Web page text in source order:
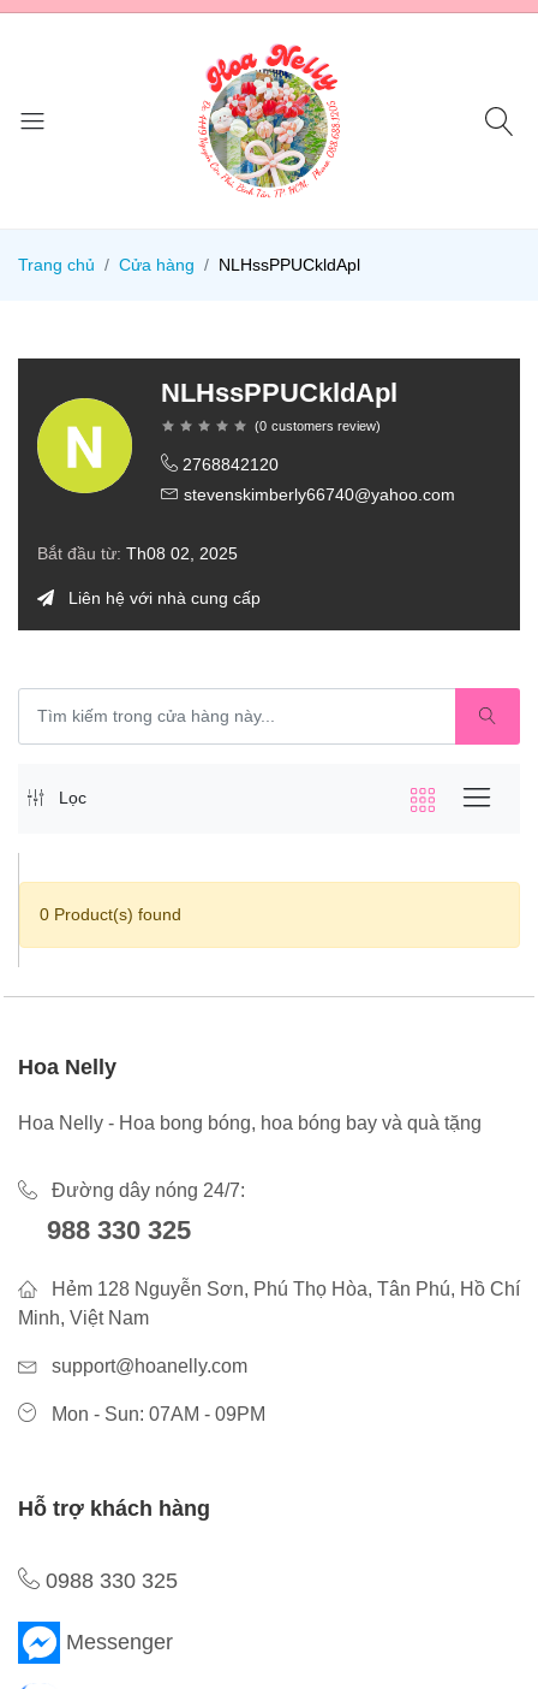
Trang chủ Cửa hàng NLHssPPUCkldApl
NLHssPPUCkldApl
(0 customers review)
2768842120
stevenskimberly66740@yahoo.com
Bắt đầu từ: Th08 02, 2025
Liên hệ với nhà cung cấp
Lọc
0 Product(s) found
Hoa Nelly
Hoa Nelly - Hoa bong bóng, hoa bóng bay và quà tặng
Đường dây nóng 24/7:
988 330 325
Hẻm 128 Nguyễn Sơn, Phú Thọ Hòa, Tân Phú, Hồ Chí
Minh, Việt Nam
support@hoanelly.com
Mon - Sun: 07AM - 09PM
Hỗ trợ khách hàng
0988 330 325
Messenger